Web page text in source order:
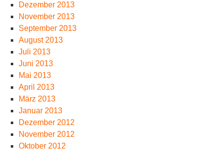
Dezember 2013
November 2013
September 2013
August 2013
Juli 2013
Juni 2013
Mai 2013
April 2013
März 2013
Januar 2013
Dezember 2012
November 2012
Oktober 2012